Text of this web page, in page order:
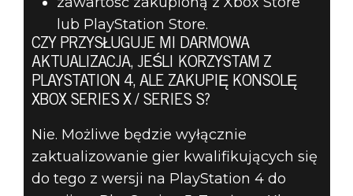
lub PlayStation Store.
CZY PRZYSŁUGUJE MI DARMOWA
AKTUALIZACJA, JEŚLI KORZYSTAM Z
PLAYSTATION 4, ALE ZAKUPIĘ KONSOLĘ
XBOX SERIES X / SERIES S?
Nie. Możliwe będzie wyłącznie
zaktualizowanie gier kwalifikujących się
do tego z wersji na PlayStation 4 do